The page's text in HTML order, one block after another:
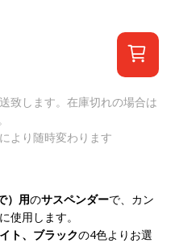
致します。在庫切れの場合は
より随時変わります
）用のサスペンダーで、カン
使用します。
ト、ブラックの4色よりお選